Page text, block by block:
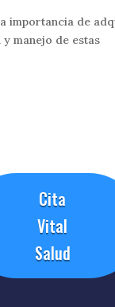
importancia de
manejo de estas
Cita
Vital
Salud